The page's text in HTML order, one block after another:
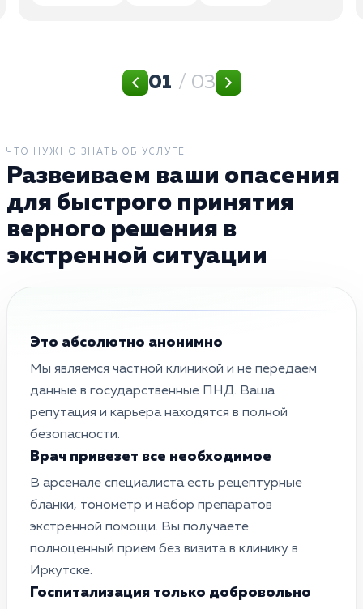
01 / 03
ЧТО НУЖНО ЗНАТЬ ОБ УСЛУГЕ
Развеиваем ваши опасения
для быстрого принятия
верного решения в
экстренной ситуации
Это абсолютно анонимно
Мы являемся частной клиникой и не передаем
данные в государственные ПНД. Ваша
репутация и карьера находятся в полной
безопасности.
Врач привезет все необходимое
В арсенале специалиста есть рецептурные
бланки, тонометр и набор препаратов
экстренной помощи. Вы получаете
полноценный прием без визита в клинику в
Иркутске.
Госпитализация только добровольно